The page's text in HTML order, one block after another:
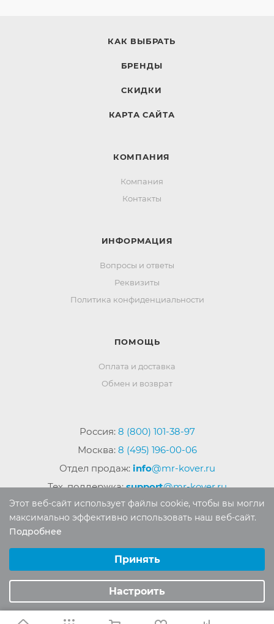
КАК ВЫБРАТЬ
БРЕНДЫ
СКИДКИ
КАРТА САЙТА
КОМПАНИЯ
Компания
Контакты
ИНФОРМАЦИЯ
Вопросы и ответы
Реквизиты
Политика конфиденциальности
ПОМОЩЬ
Оплата и доставка
Обмен и возврат
Россия: 8 (800) 101-38-97
Москва: 8 (495) 196-00-06
Отдел продаж: info@mr-kover.ru
Тех. поддержка:support@mr-kover.ru
материалов сайта без письменного разрешения
запрещено.
Этот веб-сайт использует файлы cookie, чтобы вы могли
максимально эффективно использовать наш веб-сайт.
Подробнее
Аналитические/Функциональные
Принять
Настроить